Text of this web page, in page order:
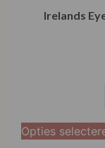
Irelands
M
Opties